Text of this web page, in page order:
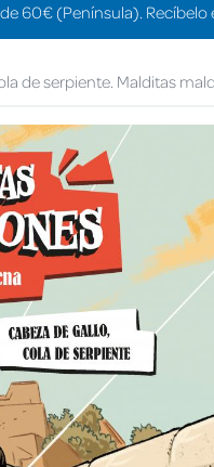
60€ (Península).
de serpiente. Malditas